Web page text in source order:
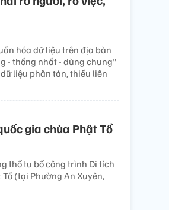
hóa dữ liệu trên địa bàn
- thống nhất - dùng chung"
liệu phân tán, thiếu liên
gia chùa Phật Tổ
thổ tu bổ công trình Di tích
(tại Phường An Xuyên,